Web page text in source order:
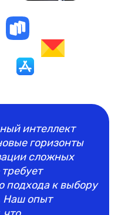
интеллект
горизонты
сложных
подхода к выбору
Наш опыт